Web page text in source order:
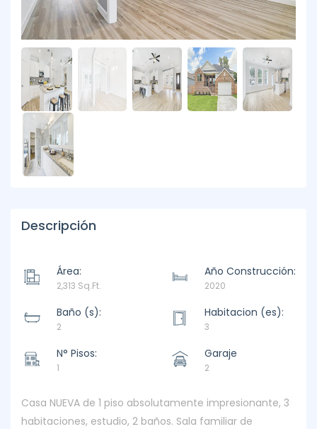
Descripción
Área:
2,313 Sq.Ft.
Año Construcción:
2020
Baño (s):
2
Habitacion (es):
3
N° Pisos:
1
Garaje
2
Casa NUEVA de 1 piso absolutamente impresionante, 3
habitaciones, estudio, 2 baños. Sala familiar de